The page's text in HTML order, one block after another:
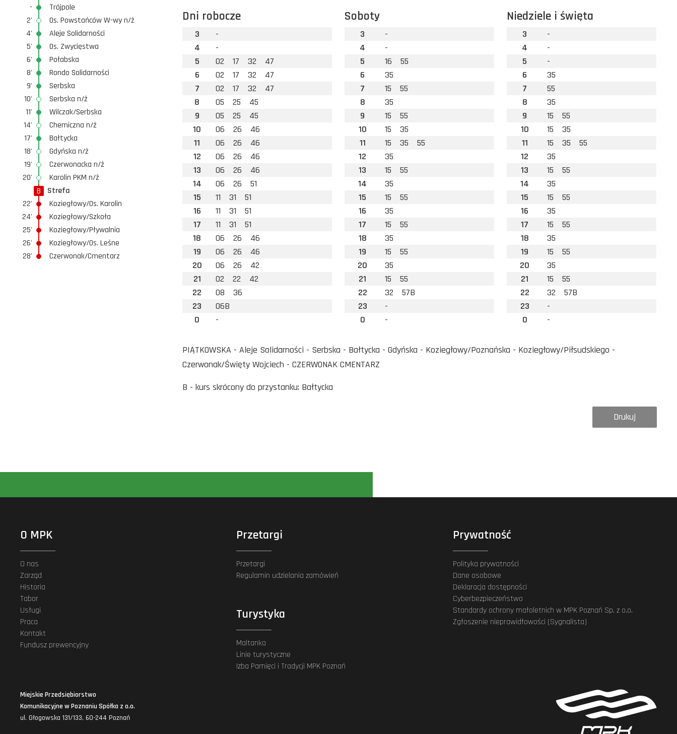
-
Trójpole
2'
Os. Powstańców W-wy n/ż
4'
Aleje Solidarności
5'
Os. Zwycięstwa
6'
Połabska
8'
Rondo Solidarności
9'
Serbska
10'
Serbska n/ż
11'
Wilczak/Serbska
14'
Chemiczna n/ż
17'
Bałtycka
18'
Gdyńska n/ż
19'
Czerwonacka n/ż
20'
Karolin PKM n/ż
B
Strefa
22'
Koziegłowy/Os. Karolin
24'
Koziegłowy/Szkoła
25'
Koziegłowy/Pływalnia
26'
Koziegłowy/Os. Leśne
28'
Czerwonak/Cmentarz
Dni robocze
3
-
4
-
5
02 17 32
47
6
02 17 32
47
7
02 17 32
47
8
05 25
45
9
05 25
45
10
06 26
46
11
06 26
46
12
06 26
46
13
06 26
46
14
06 26
51
15
11 31
51
16
11 31
51
17
11 31
51
18
06 26
46
19
06 26
46
20
06 26
42
21
02 22
42
22
08
36
23
06B
0
-
Soboty
3
-
4
-
5
16
55
6
35
7
15
55
8
35
9
15
55
10
15
35
11
15 35
55
12
35
13
15
55
14
35
15
15
55
16
35
17
15
55
18
35
19
15
55
20
35
21
15
55
22
32
57B
23
-
0
-
Niedziele i święta
3
-
4
-
5
-
6
35
7
55
8
35
9
15
55
10
15
35
11
15 35
55
12
35
13
15
55
14
35
15
15
55
16
35
17
15
55
18
35
19
15
55
20
35
21
15
55
22
32
57B
23
-
0
-
PIĄTKOWSKA - Aleje Solidarności - Serbska - Bałtycka - Gdyńska - Koziegłowy/Poznańska - Koziegłowy/Piłsudskiego -
Czerwonak/Święty Wojciech - CZERWONAK CMENTARZ
B - kurs skrócony do przystanku: Bałtycka
Drukuj
O MPK
O nas
Zarząd
Historia
Tabor
Usługi
Praca
Kontakt
Fundusz prewencyjny
Przetargi
Przetargi
Regulamin udzielania zamówień
Turystyka
Maltanka
Linie turystyczne
Izba Pamięci i Tradycji MPK Poznań
Prywatność
Polityka prywatności
Dane osobowe
Deklaracja dostępności
Cyberbezpieczeństwo
Standardy ochrony małoletnich w MPK Poznań Sp. z o.o.
Zgłoszenie nieprawidłowości (Sygnalista)
Miejskie Przedsiębiorstwo
Komunikacyjne w Poznaniu Spółka z o.o.
ul. Głogowska 131/133, 60-244 Poznań